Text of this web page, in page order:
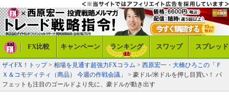
FX比較 キャンペーン ランキング スワップ スプレッド
ザイFX！トップ> 相場を見通す超強力FXコラム > 西原宏一・大橋ひろこの「Ｆ
Ｘ＆コモディティ（商品） 今週の作戦会議」
> 豪ドル/米ドルを押し目買い！ バ
フェットも注目のゴールドより先に、豪ドルが動き出す